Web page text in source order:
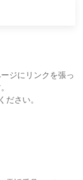
ジにリンクを張っ
さい。